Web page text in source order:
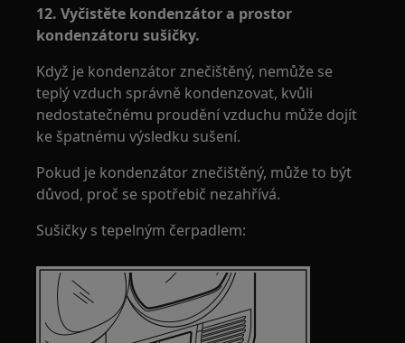
12. Vyčistěte kondenzátor a prostor
kondenzátoru sušičky.
Když je kondenzátor znečištěný, nemůže se
teplý vzduch správně kondenzovat, kvůli
nedostatečnému proudění vzduchu může dojít
ke špatnému výsledku sušení.
Pokud je kondenzátor znečištěný, může to být
důvod, proč se spotřebič nezahřívá.
Sušičky s tepelným čerpadlem: